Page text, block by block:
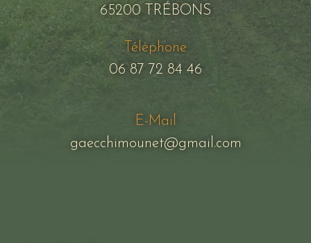
65200 TRÉBONS
Téléphone
06 87 72 84 46
E-Mail
gaecchimounet@gmail.com